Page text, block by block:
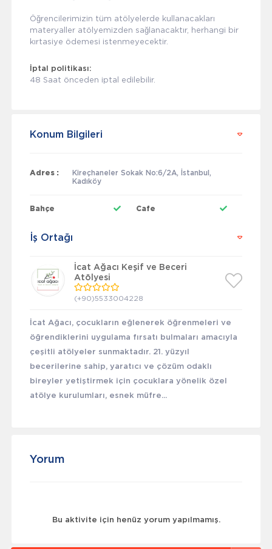
Öğrencilerimizin tüm atölyelerde kullanacakları
materyaller atölyemizden sağlanacaktır, herhangi bir
kırtasiye ödemesi istenmeyecektir.
İptal politikası:
48 Saat önceden iptal edilebilir.
Konum Bilgileri
Adres :
Kireçhaneler Sokak No:6/2A, İstanbul,
Kadıköy
Bahçe Cafe
İş Ortağı
İcat Ağacı Keşif ve Beceri
Atölyesi
(+90)5533004228
İcat Ağacı, çocukların eğlenerek öğrenmeleri ve
öğrendiklerini uygulama fırsatı bulmaları amacıyla
çeşitli atölyeler sunmaktadır. 21. yüzyıl
becerilerine sahip, yaratıcı ve çözüm odaklı
bireyler yetiştirmek için çocuklara yönelik özel
atölye kurulumları, esnek müfre...
Yorum
Bu aktivite için henüz yorum yapılmamış.